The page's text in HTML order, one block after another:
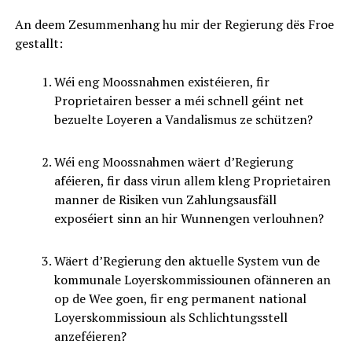
An deem Zesummenhang hu mir der Regierung dës Froe
gestallt:
Wéi eng Moossnahmen existéieren, fir
Proprietairen besser a méi schnell géint net
bezuelte Loyeren a Vandalismus ze schützen?
Wéi eng Moossnahmen wäert d’Regierung
aféieren, fir dass virun allem kleng Proprietairen
manner de Risiken vun Zahlungsausfäll
exposéiert sinn an hir Wunnengen verlouhnen?
Wäert d’Regierung den aktuelle System vun de
kommunale Loyerskommissiounen ofänneren an
op de Wee goen, fir eng permanent national
Loyerskommissioun als Schlichtungsstell
anzeféieren?